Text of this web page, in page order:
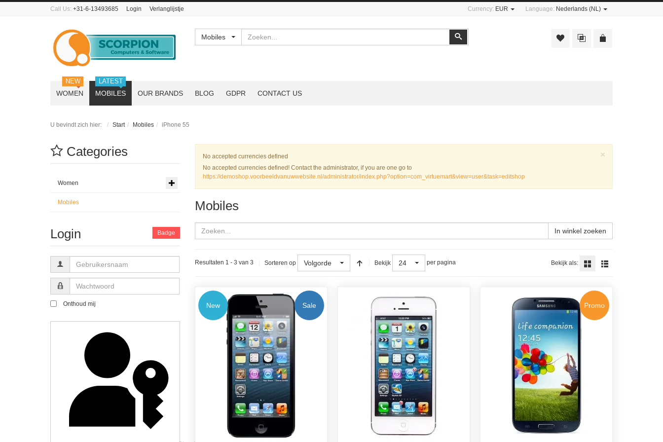
Call Us: +31-6-13493685 Login Verlanglijstje Language: Nederlands (NL)
Currency: EUR
Mobiles Zoeken
WOMEN
NEW
MOBILES
LATEST
OUR BRANDS BLOG GDPR CONTACT US
U bevindt zich hier: Start Mobiles iPhone 55
×
Waarschuwing
No accepted currencies defined
No accepted currencies defined! Contact the administrator, if you are one go to
https://demoshop.voorbeeldvanuwwebsite.nl/administrator/index.php?option=com_virtuemart&view=user&task=editshop
Mobiles
In winkel zoeken
Resultaten 1 - 3 van 3 Sorteren op Volgorde Bekijk 24 per pagina Bekijk als:
New Sale Promo
Categories
Women
Mobiles
Login
Gebruikersnaam
Wachtwoord
Onthoud mij
Badge